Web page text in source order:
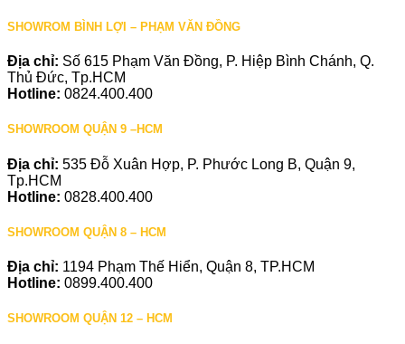
SHOWROM BÌNH LỢI – PHẠM VĂN ĐỒNG
Địa chỉ: Số 615 Phạm Văn Đồng, P. Hiệp Bình Chánh, Q.
Thủ Đức, Tp.HCM
Hotline: 0824.400.400
SHOWROOM QUẬN 9 –HCM
Địa chỉ: 535 Đỗ Xuân Hợp, P. Phước Long B, Quận 9,
Tp.HCM
Hotline: 0828.400.400
SHOWROOM QUẬN 8 – HCM
Địa chỉ: 1194 Phạm Thế Hiển, Quận 8, TP.HCM
Hotline: 0899.400.400
SHOWROOM QUẬN 12 – HCM